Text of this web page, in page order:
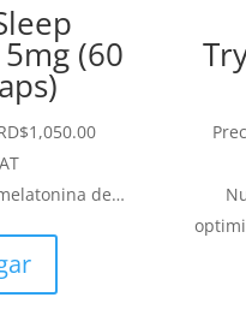
(60
1,050.00
de…